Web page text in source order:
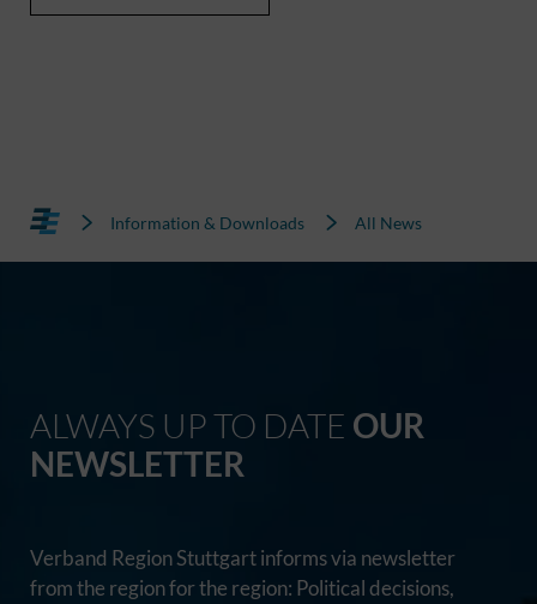
Information & Downloads All News
ALWAYS UP TO DATE OUR
NEWSLETTER
Verband Region Stuttgart informs via newsletter
from the region for the region: Political decisions,